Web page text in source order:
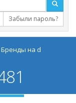
Забыли пароль?
Бренды на d